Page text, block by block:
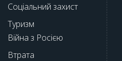
Соціальний захист
Туризм
Війна з Росією
Втрата